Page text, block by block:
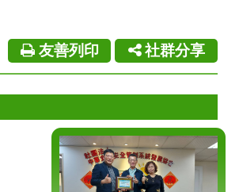
友善列印 社群分享